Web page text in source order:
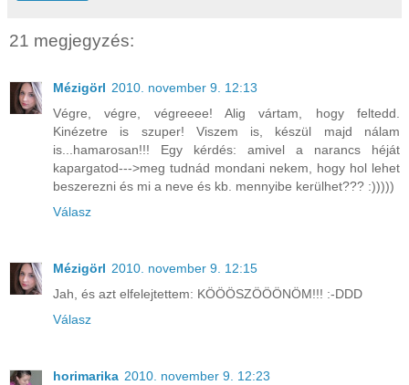
21 megjegyzés:
Mézigörl 2010. november 9. 12:13
Végre, végre, végreeee! Alig vártam, hogy feltedd.
Kinézetre is szuper! Viszem is, készül majd nálam
is...hamarosan!!! Egy kérdés: amivel a narancs héját
kapargatod--->meg tudnád mondani nekem, hogy hol lehet
beszerezni és mi a neve és kb. mennyibe kerülhet??? :)))))
Válasz
Mézigörl 2010. november 9. 12:15
Jah, és azt elfelejtettem: KÖÖÖSZÖÖÖNÖM!!! :-DDD
Válasz
horimarika 2010. november 9. 12:23